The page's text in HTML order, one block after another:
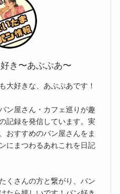
き〜あぶぷあ〜
大好きな、あぶぷあです！
ン屋さん・カフェ巡りが趣
記録を発信しています。実
おすすめのパン屋さんをま
にまつわるあれこれを日記
くさんの方と繋がり、パン